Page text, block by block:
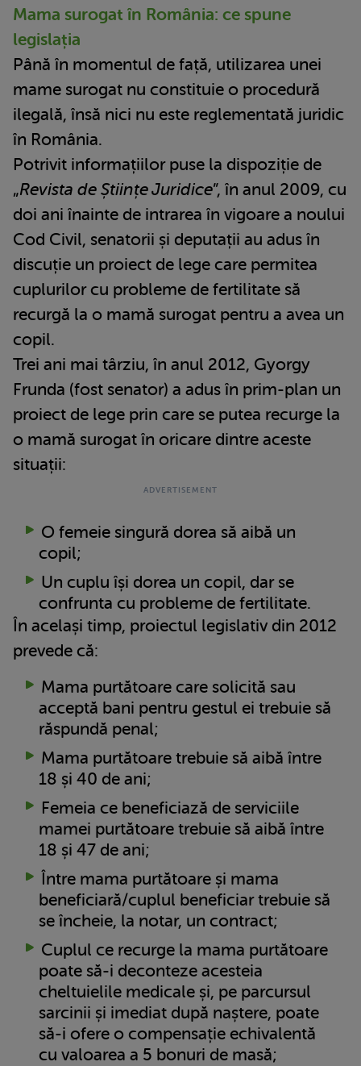
Mama surogat în România: ce spune
legislația
Până în momentul de față, utilizarea unei
mame surogat nu constituie o procedură
ilegală, însă nici nu este reglementată juridic
în România.
Potrivit informațiilor puse la dispoziție de
„Revista de Științe Juridice”, în anul 2009, cu
doi ani înainte de intrarea în vigoare a noului
Cod Civil, senatorii și deputații au adus în
discuție un proiect de lege care permitea
cuplurilor cu probleme de fertilitate să
recurgă la o mamă surogat pentru a avea un
copil.
Trei ani mai târziu, în anul 2012, Gyorgy
Frunda (fost senator) a adus în prim-plan un
proiect de lege prin care se putea recurge la
o mamă surogat în oricare dintre aceste
situații:
O femeie singură dorea să aibă un
copil;
Un cuplu își dorea un copil, dar se
confrunta cu probleme de fertilitate.
În același timp, proiectul legislativ din 2012
prevede că:
Mama purtătoare care solicită sau
acceptă bani pentru gestul ei trebuie să
răspundă penal;
Mama purtătoare trebuie să aibă între
18 și 40 de ani;
Femeia ce beneficiază de serviciile
mamei purtătoare trebuie să aibă între
18 și 47 de ani;
Între mama purtătoare și mama
beneficiară/cuplul beneficiar trebuie să
se încheie, la notar, un contract;
Cuplul ce recurge la mama purtătoare
poate să-i deconteze acesteia
cheltuielile medicale și, pe parcursul
sarcinii și imediat după naștere, poate
să-i ofere o compensație echivalentă
cu valoarea a 5 bonuri de masă;